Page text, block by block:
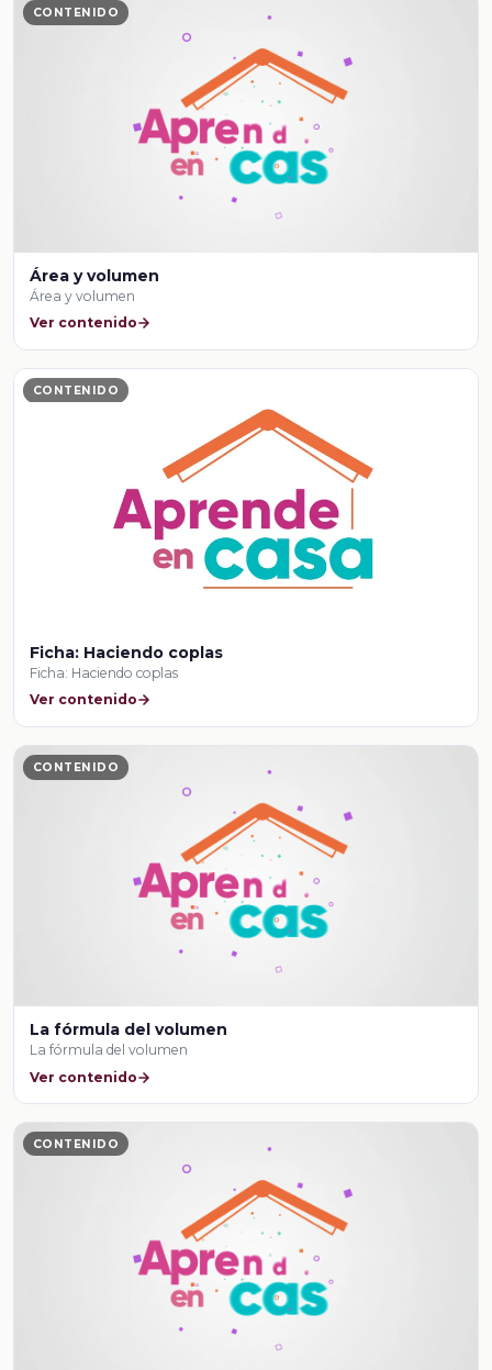
CONTENIDO
Área y volumen
Área y volumen
Ver contenido
CONTENIDO
Ficha: Haciendo coplas
Ficha: Haciendo coplas
Ver contenido
CONTENIDO
La fórmula del volumen
La fórmula del volumen
Ver contenido
CONTENIDO